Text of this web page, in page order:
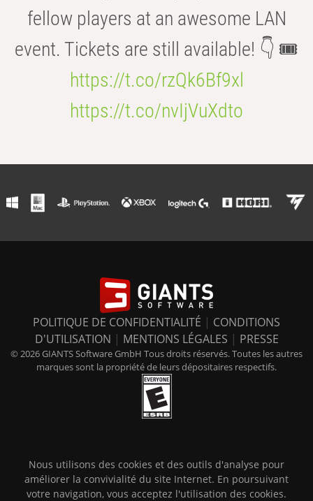
fellow players at an awesome LAN
event. Tickets are still available! 👇 🎟️
https://t.co/rzQk6Bf9xl
https://t.co/nvIjVuXdto
POLITIQUE DE CONFIDENTIALITÉ | CONDITIONS
D'UTILISATION | MENTIONS LÉGALES | PRESSE
© 2026 GIANTS Software GmbH Tous droits réservés. Toutes les autres
marques sont la propriété de leurs dépositaires respectifs.
Nous utilisons des cookies et des outils d'analyse pour
améliorer la convivialité du site Internet. En poursuivant
votre navigation, vous acceptez l'utilisation des cookies.